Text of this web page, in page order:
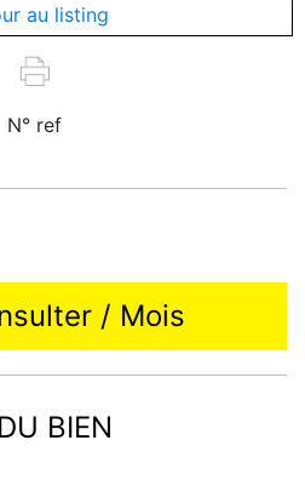
au listing
N° ref
/ Mois
BIEN